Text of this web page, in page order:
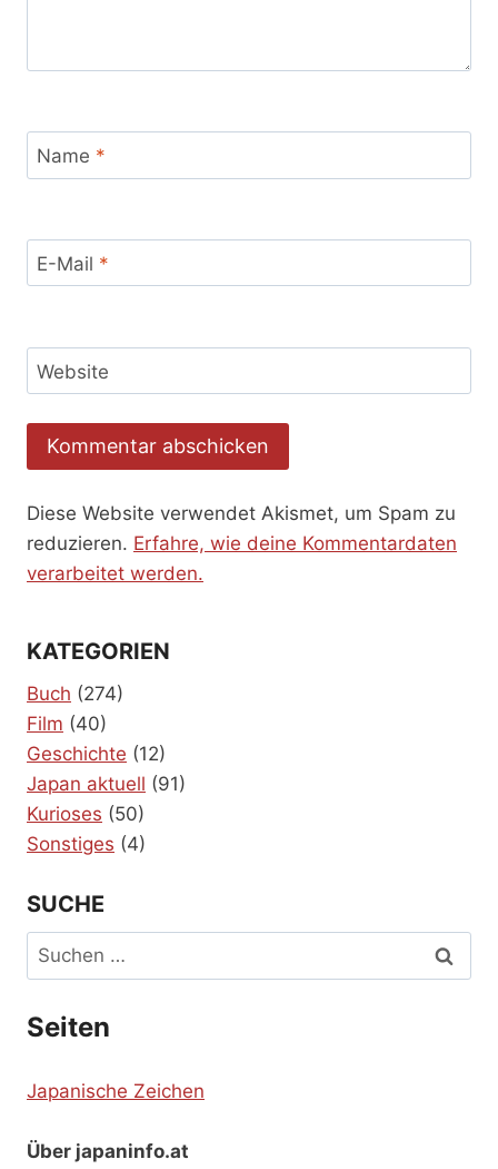
Name *
E-Mail *
Website
Diese Website verwendet Akismet, um Spam zu
reduzieren. Erfahre, wie deine Kommentardaten
verarbeitet werden.
KATEGORIEN
Buch (274)
Film (40)
Geschichte (12)
Japan aktuell (91)
Kurioses (50)
Sonstiges (4)
SUCHE
Suchen
nach:
Seiten
Japanische Zeichen
Über japaninfo.at